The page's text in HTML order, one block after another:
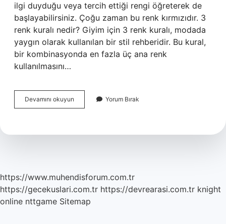
ilgi duyduğu veya tercih ettiği rengi öğreterek de
başlayabilirsiniz. Çoğu zaman bu renk kırmızıdır. 3
renk kuralı nedir? Giyim için 3 renk kuralı, modada
yaygın olarak kullanılan bir stil rehberidir. Bu kural,
bir kombinasyonda en fazla üç ana renk
kullanılmasını…
Devamını okuyun
Sıralaması
Yorum Bırak
https://www.muhendisforum.com.tr
https://gecekuslari.com.tr https://devrearasi.com.tr knight
online nttgame Sitemap